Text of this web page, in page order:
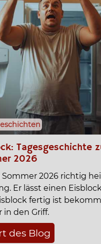
Tagesgeschichte
2026
Sommer 2026 richtig
Er lässt einen
fertig ist
den Griff.
des Blog